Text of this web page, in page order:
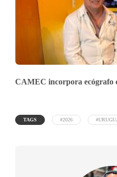
CAMEC incorpora ecógrafo
TAGS #2026